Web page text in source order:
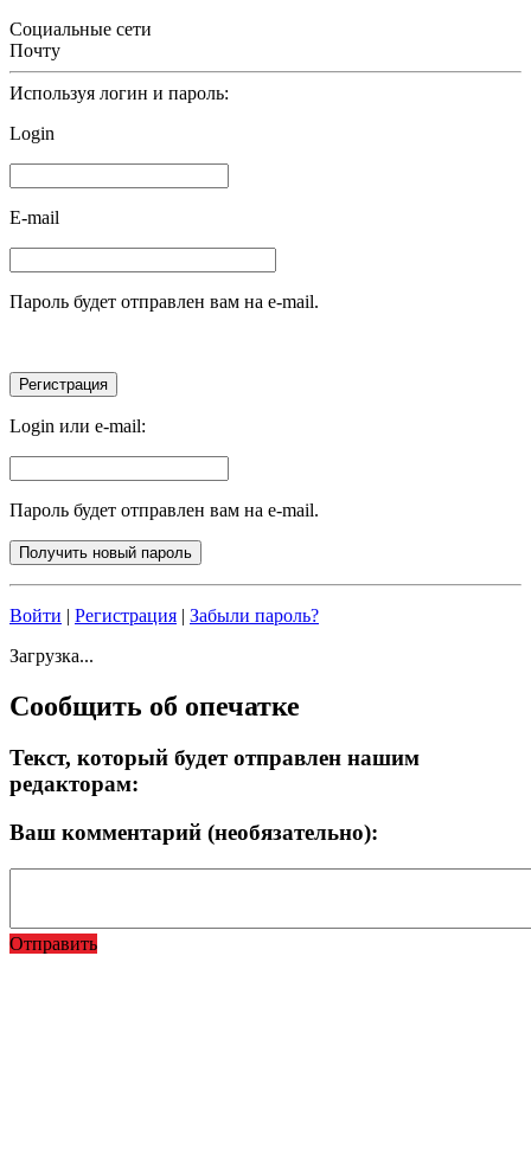
Социальные сети
Почту
Используя логин и пароль:
Login
E-mail
Пароль будет отправлен вам на e-mail.
Login или e-mail:
Пароль будет отправлен вам на e-mail.
Войти | Регистрация | Забыли пароль?
Загрузка...
Сообщить об опечатке
Текст, который будет отправлен нашим
редакторам:
Ваш комментарий (необязательно):
Отправить